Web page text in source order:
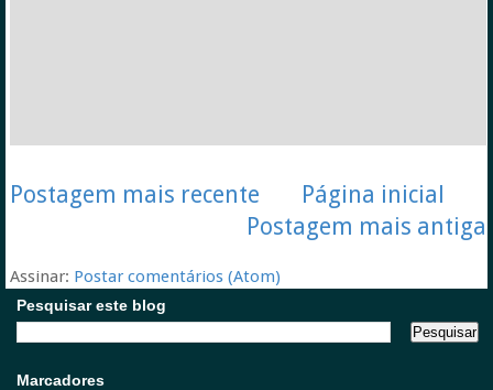
Postagem mais recente
Postagem mais antiga
Página inicial
Assinar: Postar comentários (Atom)
Pesquisar este blog
Marcadores